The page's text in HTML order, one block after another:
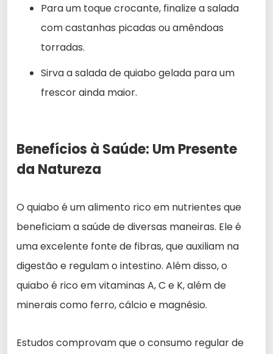
Para um toque crocante, finalize a salada
com castanhas picadas ou amêndoas
torradas.
Sirva a salada de quiabo gelada para um
frescor ainda maior.
Benefícios à Saúde: Um Presente
da Natureza
O quiabo é um alimento rico em nutrientes que
beneficiam a saúde de diversas maneiras. Ele é
uma excelente fonte de fibras, que auxiliam na
digestão e regulam o intestino. Além disso, o
quiabo é rico em vitaminas A, C e K, além de
minerais como ferro, cálcio e magnésio.
Estudos comprovam que o consumo regular de